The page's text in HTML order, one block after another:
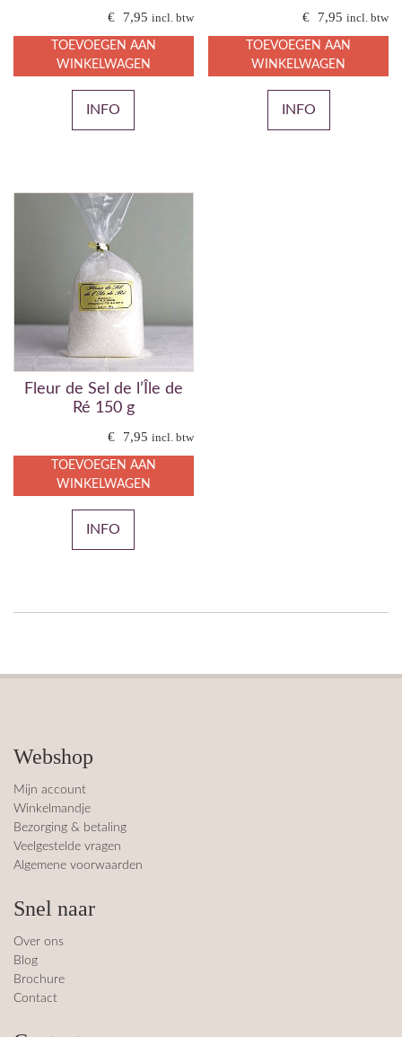
€ 7,95 incl. btw
TOEVOEGEN AAN
WINKELWAGEN
INFO
€ 7,95 incl. btw
TOEVOEGEN AAN
WINKELWAGEN
INFO
Fleur de Sel de l’Île de
Ré 150 g
€ 7,95 incl. btw
TOEVOEGEN AAN
WINKELWAGEN
INFO
Webshop
Mijn account
Winkelmandje
Bezorging & betaling
Veelgestelde vragen
Algemene voorwaarden
Snel naar
Over ons
Blog
Brochure
Contact